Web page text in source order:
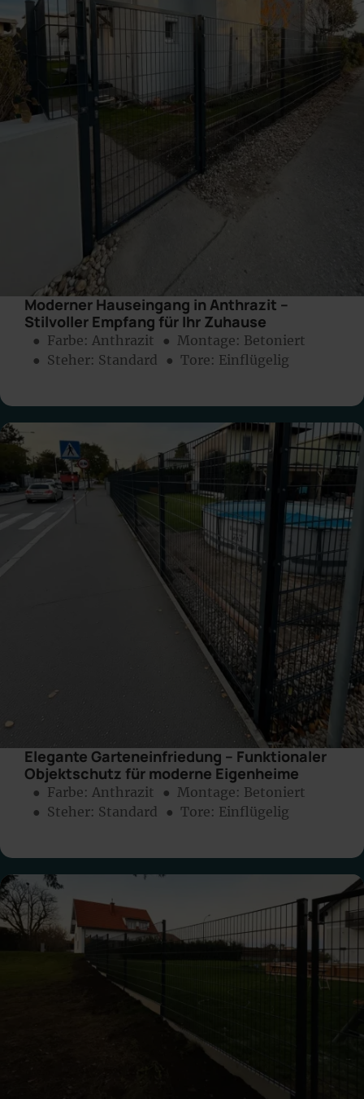
Moderner Hauseingang in Anthrazit –
Stilvoller Empfang für Ihr Zuhause
● Farbe: Anthrazit ● Montage: Betoniert
● Steher: Standard
● Tore: Einflügelig
Elegante Garteneinfriedung – Funktionaler
Objektschutz für moderne Eigenheime
● Farbe: Anthrazit ● Montage: Betoniert
● Steher: Standard
● Tore: Einflügelig